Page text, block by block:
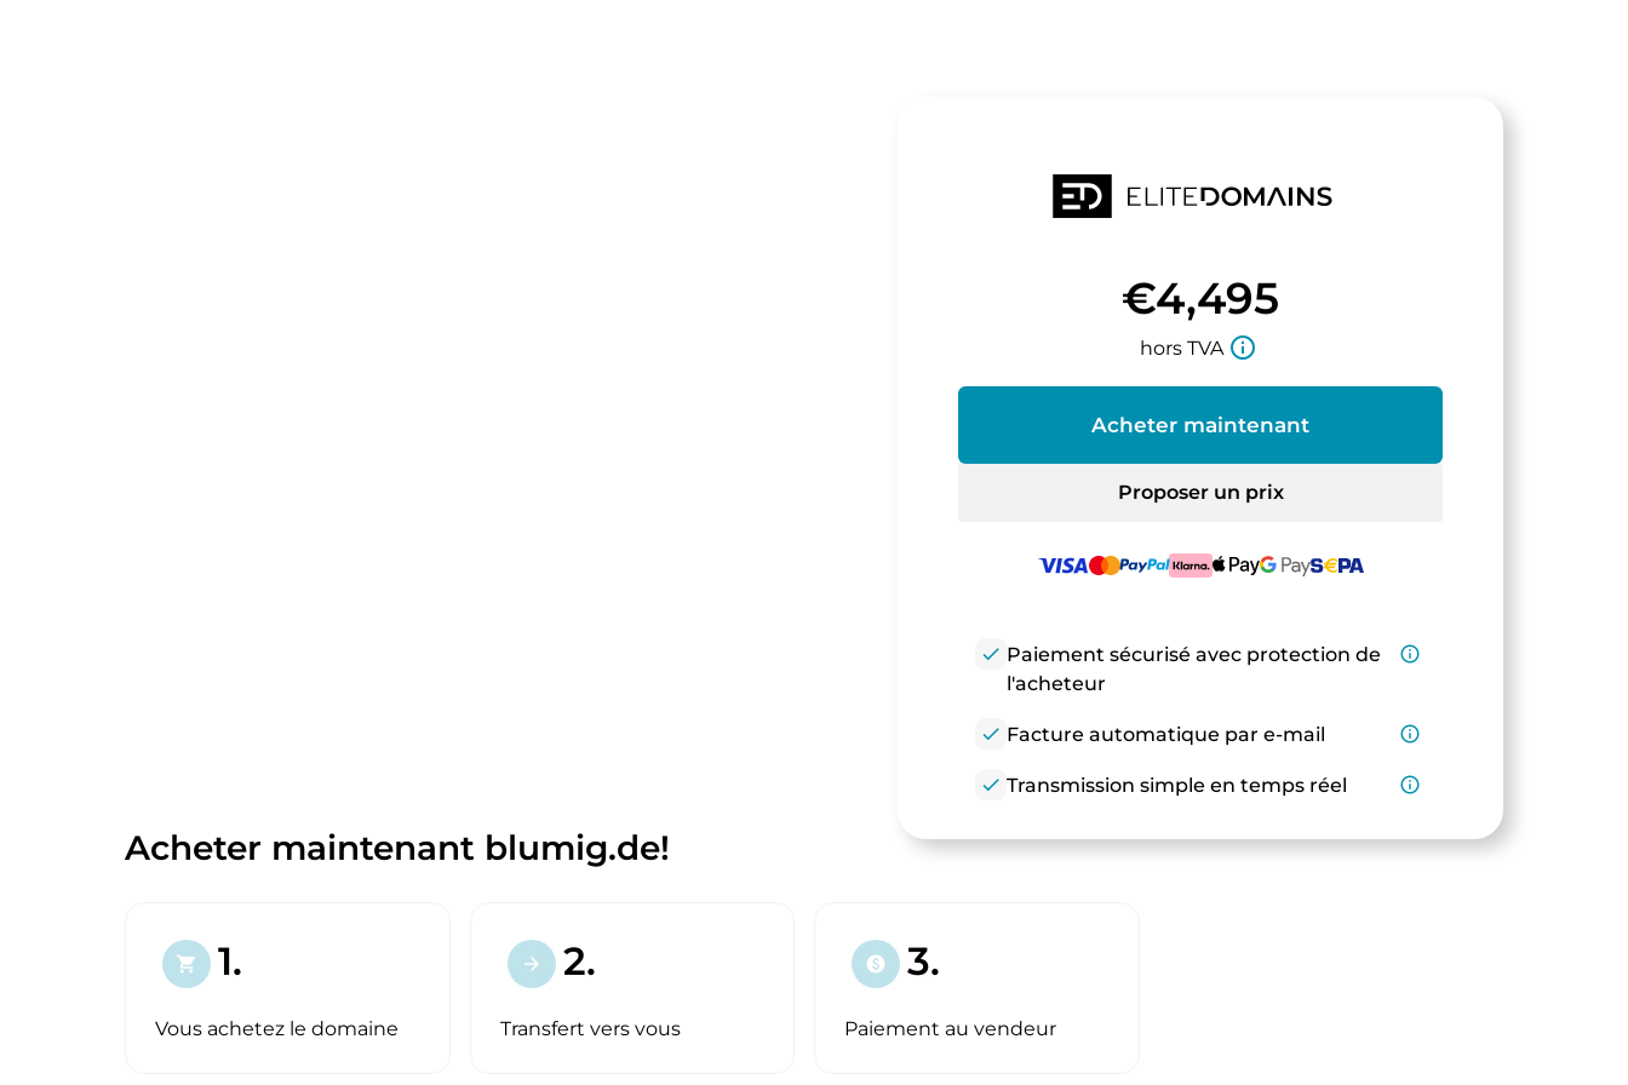
€4,495
hors TVA info_outline
Acheter maintenant
Proposer un prix
check Paiement sécurisé avec protection de
l'acheteur
info_outline
check Facture automatique par e-mail info_outline
check Transmission simple en temps réel info_outline
Acheter maintenant blumig.de!
shopping_cart 1.
Vous achetez le domaine
arrow_forward 2.
Transfert vers vous
paid 3.
Paiement au vendeur